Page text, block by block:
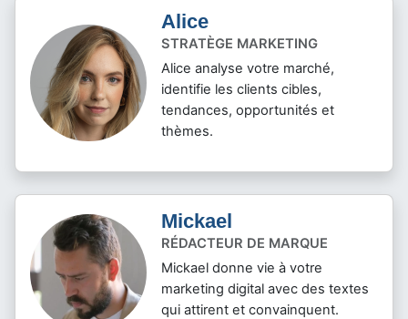
Alice
STRATÈGE MARKETING
Alice analyse votre marché,
identifie les clients cibles,
tendances, opportunités et
thèmes.
Mickael
RÉDACTEUR DE MARQUE
Mickael donne vie à votre
marketing digital avec des textes
qui attirent et convainquent.